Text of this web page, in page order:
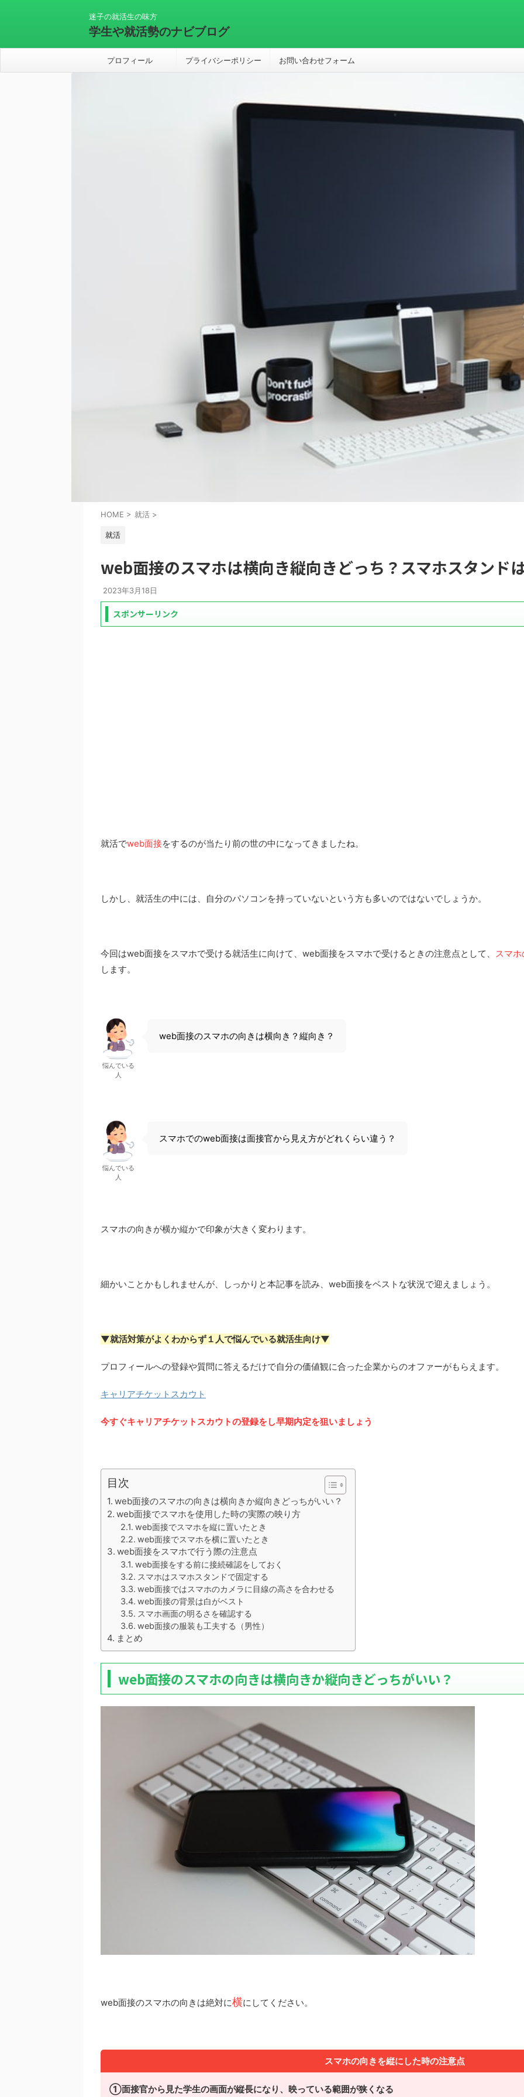
迷子の就活生の味方
学生や就活勢のナビブログ
プロフィール プライバシーポリシー お問い合わせフォーム
HOME > 就活 >
就活
web面接のスマホは横向き縦向きどっち？スマホスタンド
2023年3月18日
スポンサーリンク
就活でweb面接をするのが当たり前の世の中になってきましたね。
しかし、就活生の中には、自分のパソコンを持っていないという方も多いのではないでしょうか。
今回はweb面接をスマホで受ける就活生に向けて、web面接をスマホで受けるときの注意点として、 スマ
します。
悩んでいる
人
web面接のスマホの向きは横向き？縦向き？
悩んでいる
人
スマホでのweb面接は面接官から見え方がどれくらい違う？
スマホの向きが横か縦かで印象が大きく変わります。
細かいことかもしれませんが、しっかりと本記事を読み、web面接をベストな状況で迎えましょう。
▼就活対策がよくわからず１人で悩んでいる就活生向け▼
プロフィールへの登録や質問に答えるだけで自分の価値観に合った企業からのオファーがもらえます。
キャリアチケットスカウト
今すぐキャリアチケットスカウトの登録をし早期内定を狙いましょう
目次
web面接のスマホの向きは横向きか縦向きどっちがいい？
web面接でスマホを使用した時の実際の映り方
web面接でスマホを縦に置いたとき
web面接でスマホを横に置いたとき
web面接をスマホで行う際の注意点
web面接をする前に接続確認をしておく
スマホはスマホスタンドで固定する
web面接ではスマホのカメラに目線の高さを合わせる
web面接の背景は白がベスト
スマホ画面の明るさを確認する
web面接の服装も工夫する（男性）
まとめ
web面接のスマホの向きは横向きか縦向きどっちがいい？
web面接のスマホの向きは絶対に横にしてください。
スマホの向きを縦にした時の注意点
①面接官から見た学生の画面が縦長になり、映っている範囲が狭くなる